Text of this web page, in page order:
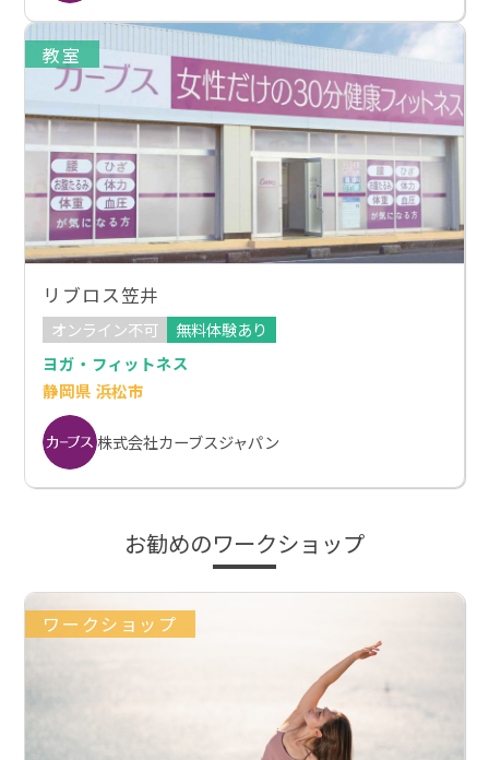
教室
リブロス笠井
オンライン不可
無料体験あり
ヨガ・フィットネス
静岡県 浜松市
株式会社カーブスジャパン
お勧めのワークショップ
ワークショップ